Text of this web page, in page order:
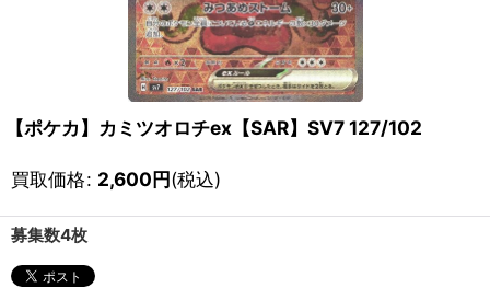
【ポケカ】カミツオロチex【SAR】SV7 127/102
買取価格: 2,600円(税込)
募集数4枚